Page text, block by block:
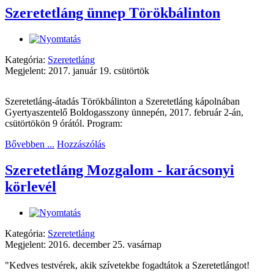
Szeretetláng ünnep Törökbálinton
Kategória: Szeretetláng
Megjelent: 2017. január 19. csütörtök
Szeretetláng-átadás Törökbálinton a Szeretetláng kápolnában
Gyertyaszentelő Boldogasszony ünnepén, 2017. február 2-án,
csütörtökön 9 órától. Program:
Bővebben ... Hozzászólás
Szeretetláng Mozgalom - karácsonyi
körlevél
Kategória: Szeretetláng
Megjelent: 2016. december 25. vasárnap
"Kedves testvérek, akik szívetekbe fogadtátok a Szeretetlángot!